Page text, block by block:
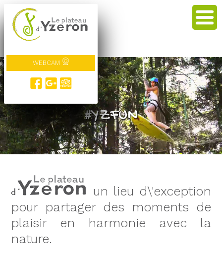
WEBCAM
#YZFUN
#veneZ !
un lieu d\'exception
pour partager des moments de
plaisir en harmonie avec la
nature.